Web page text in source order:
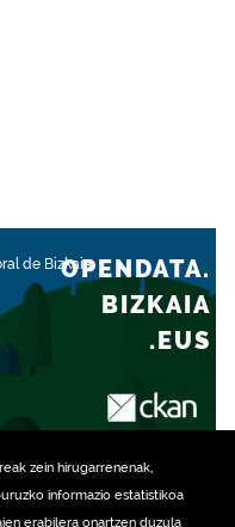
zein hirugarrenenak,
informazio estatistikoa
erabilera onartzen duzula
de BizkaiaOPENDATA.
BIZKAIA
.EUS